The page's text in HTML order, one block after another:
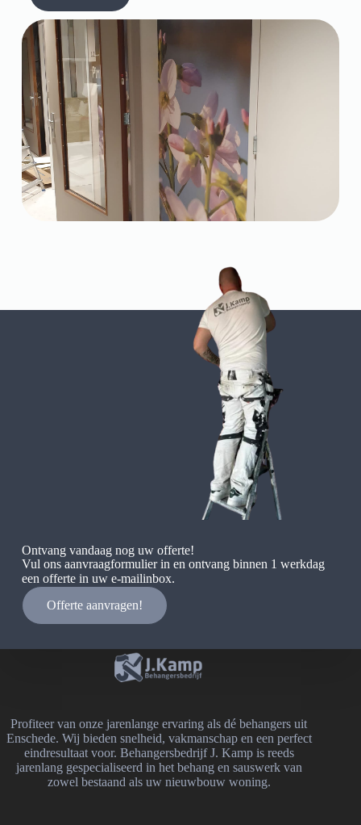
Ontvang vandaag nog uw offerte!
Vul ons aanvraagformulier in en ontvang binnen 1 werkdag
een offerte in uw e-mailinbox.
Offerte aanvragen!
Profiteer van onze jarenlange ervaring als dé behangers uit
Enschede. Wij bieden snelheid, vakmanschap en een perfect
eindresultaat voor. Behangersbedrijf J. Kamp is reeds
jarenlang gespecialiseerd in het behang en sauswerk van
zowel bestaand als uw nieuwbouw woning.